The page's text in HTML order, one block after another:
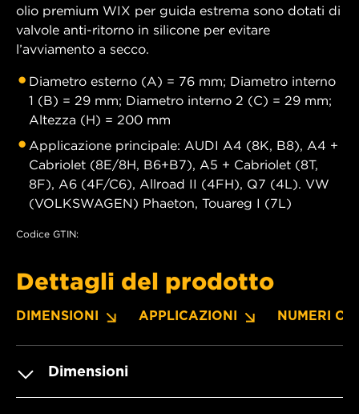
olio premium WIX per guida estrema sono dotati di
valvole anti-ritorno in silicone per evitare
l’avviamento a secco.
Diametro esterno (A) = 76 mm; Diametro interno
1 (B) = 29 mm; Diametro interno 2 (C) = 29 mm;
Altezza (H) = 200 mm
Applicazione principale: AUDI A4 (8K, B8), A4 +
Cabriolet (8E/8H, B6+B7), A5 + Cabriolet (8T,
8F), A6 (4F/C6), Allroad II (4FH), Q7 (4L). VW
(VOLKSWAGEN) Phaeton, Touareg I (7L)
Codice GTIN:
Dettagli del prodotto
DIMENSIONI APPLICAZIONI NUMERI OE
Dimensioni